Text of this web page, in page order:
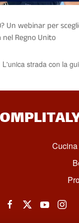
Un webinar per
Regno Unito
L'unica strada con la